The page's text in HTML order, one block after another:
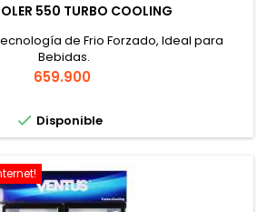
550 TURBO COOLING
de Frio Forzado, Ideal para
Bebidas.
Precio
659.900
 Disponible